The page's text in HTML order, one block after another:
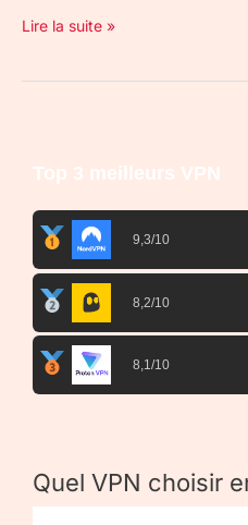
Lire la suite »
Top 3 meilleurs VPN
9,3/10
8,2/10
8,1/10
Quel VPN choisir